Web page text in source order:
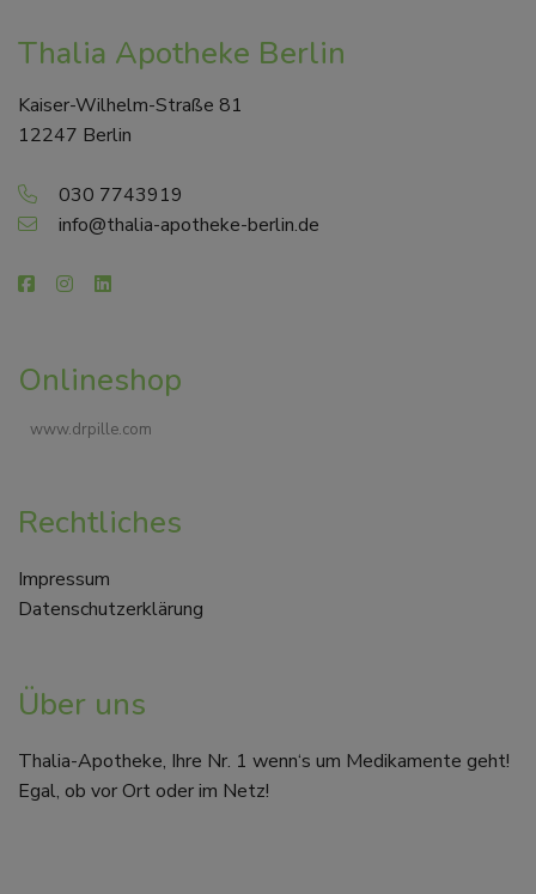
Thalia Apotheke Berlin
Kaiser-Wilhelm-Straße 81
12247 Berlin
030 7743919
info@thalia-apotheke-berlin.de
Onlineshop
www.drpille.com
Rechtliches
Impressum
Datenschutzerklärung
Über uns
Thalia-Apotheke, Ihre Nr. 1 wenn‘s um Medikamente geht!
Egal, ob vor Ort oder im Netz!